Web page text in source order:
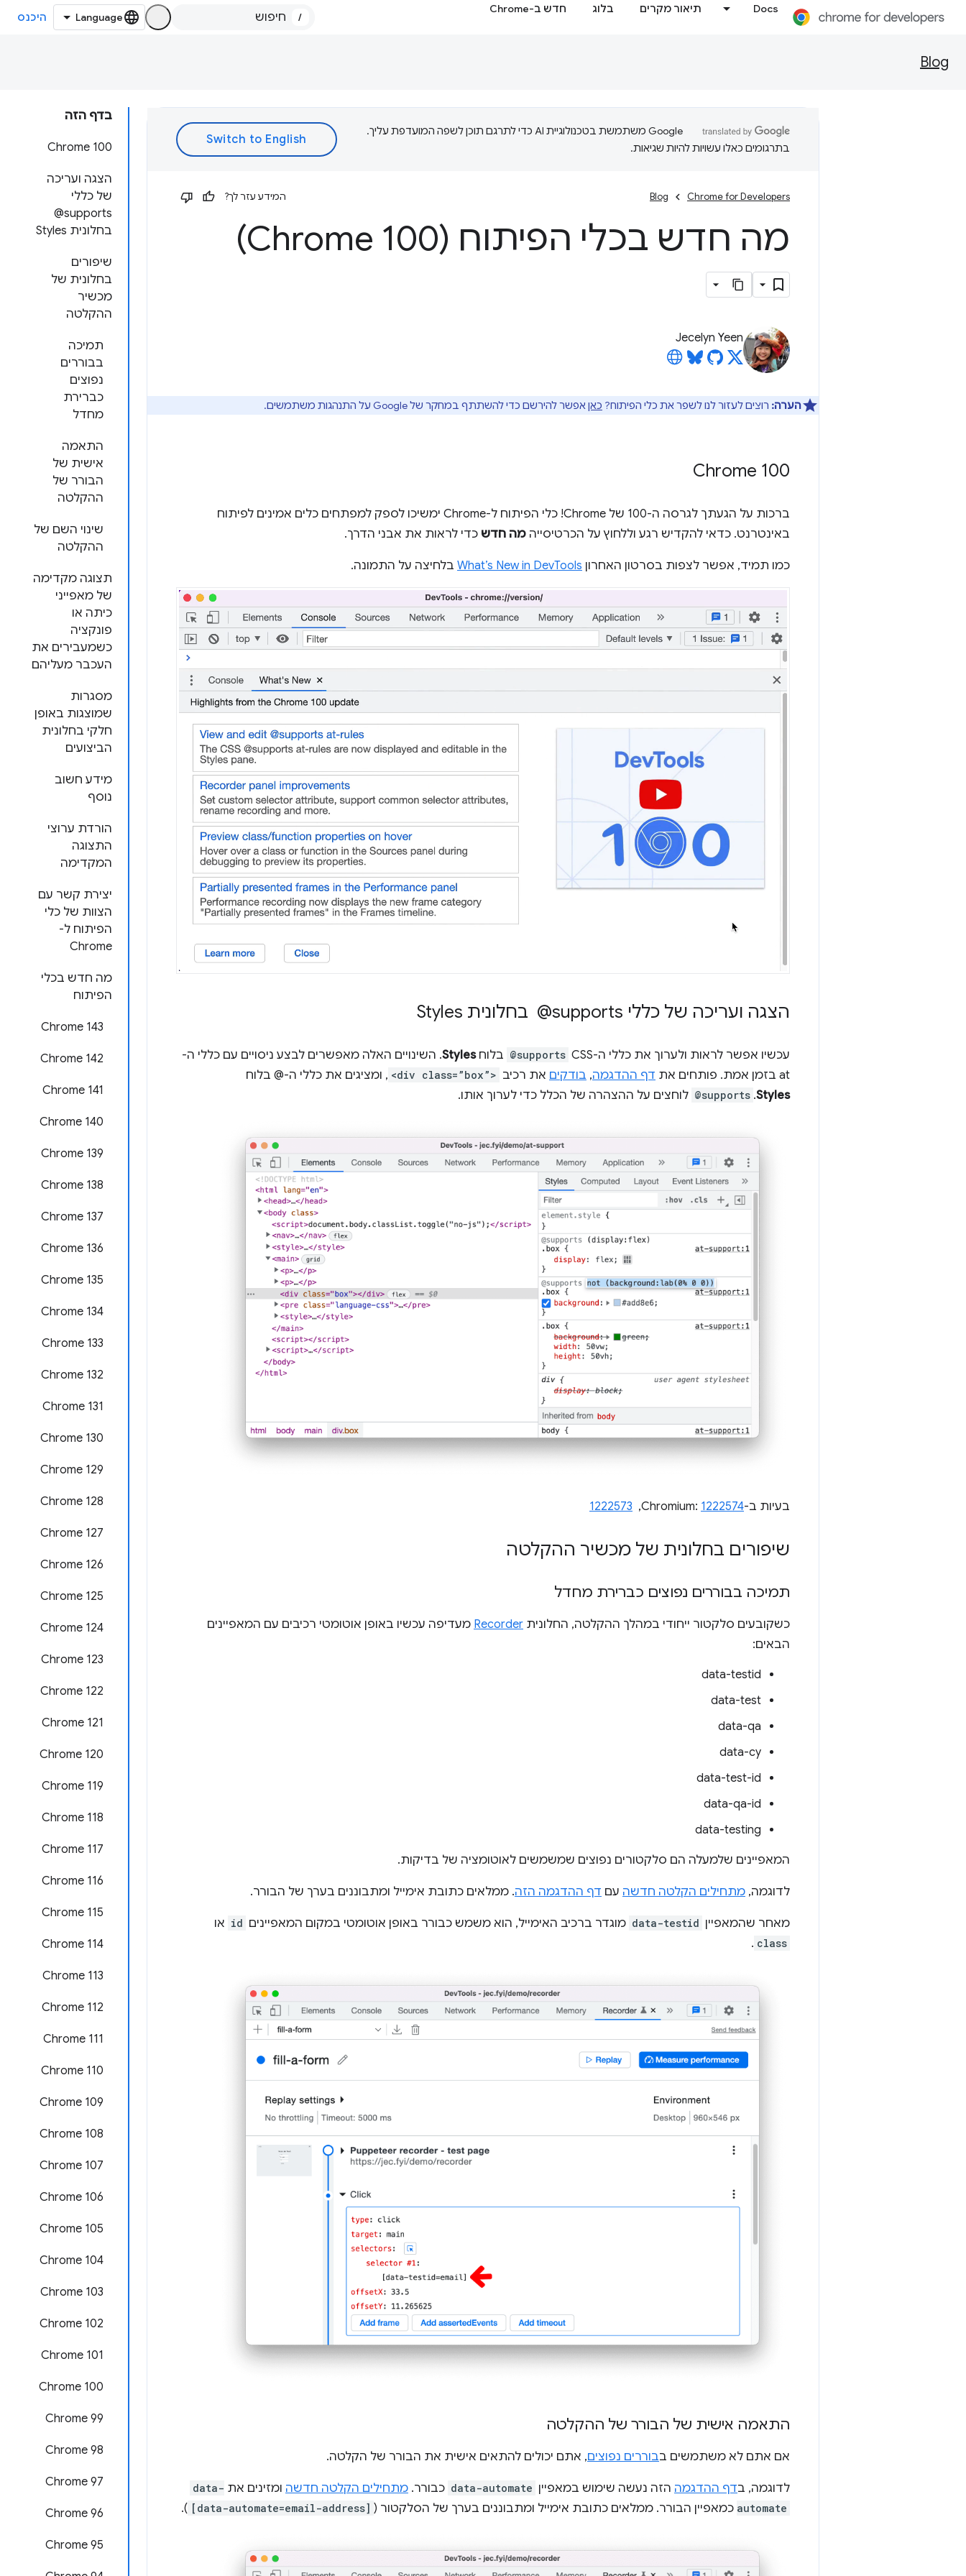
Docs תיאור מקרים בלוג חדש ב-Chrome
/ היכנס
Blog
בדף הזה
‫Chrome 100
הצגה ועריכה
@supports
בחלונית Styles
שיפורים
בחלונית של
מכשיר
ההקלטה
תמיכה
בבוררים
נפוצים
כברירת
מחדל
התאמה
אישית של
הבורר של
ההקלטה
שינוי השם של
ההקלטה
תצוגה מקדימה
של מאפייני
כיתה או
פונקציה
כשמעבירים את
העכבר מעליהם
מסגרות
שמוצגות באופן
חלקי בחלונית
הביצועים
מידע חשוב
נוסף
הורדת ערוצי
התצוגה
המקדימה
יצירת קשר עם
הצוות של כלי
הפיתוח ל-
Chrome
מה חדש בכלי
הפיתוח
Chrome 143
Chrome 142
Chrome 141
Chrome 140
Chrome 139
Chrome 138
Chrome 137
Chrome 136
Chrome 135
Chrome 134
Chrome 133
Chrome 132
Chrome 131
Chrome 130
Chrome 129
Chrome 128
Chrome 127
Chrome 126
Chrome 125
Chrome 124
Chrome 123
Chrome 122
Chrome 121
Chrome 120
Chrome 119
Chrome 118
Chrome 117
Chrome 116
Chrome 115
Chrome 114
Chrome 113
Chrome 112
Chrome 111
Chrome 110
Chrome 109
Chrome 108
Chrome 107
Chrome 106
Chrome 105
Chrome 104
Chrome 103
Chrome 102
Chrome 101
‫Chrome 100
Chrome 99
Chrome 98
‫Chrome 97
Chrome 96
Chrome 95
‫Google משתמשת בטכנולוגיית AI כדי לתרגם תוכן לשפה המועדפת עליך.
בתרגומים כאלו עשויות להיות שגיאות.
Chrome for Developers
Blog המידע עזר לך?
מה חדש בכלי הפיתוח (Chrome 100)
Jecelyn Yeen
הערה: רוצים לעזור לנו לשפר את כלי הפיתוח? כאןאפשר להירשם כדי להשתתף במחקר של Google על התנהגות משתמשים.
‫Chrome 100
ברכות על הגעתך לגרסה ה-100 של Chrome! כלי הפיתוח ל-Chrome ימשיכו לספק למפתחים כלים אמינים לפיתוח
באינטרנט. כדאי להקדיש רגע וללחוץ על הכרטיסייה מה חדש כדי לראות את אבני הדרך.
כמו תמיד, אפשר לצפות בסרטון האחרון What’s New in DevTools בלחיצה על התמונה.
הצגה ועריכה של כללי ‎ @supports בחלונית Styles
עכשיו אפשר לראות ולערוך את כללי ה-CSS @supports בלוחStyles. השינויים האלה מאפשרים לבצע ניסויים עם כללי ה-
at בזמן אמת. פותחים את
דף ההדגמה, בודקים את רכיב <div class=”box”> , ומציגים את כללי ה-@ בלוח
Styles
.
@supports לוחצים על ההצהרה של הכלל כדי לערוך אותו.
בעיות ב-Chromium:1222574
, ‏
1222573
שיפורים בחלונית של מכשיר ההקלטה
תמיכה בבוררים נפוצים כברירת מחדל
כשקובעים סלקטור ייחודי במהלך ההקלטה, החלונית Recorder מעדיפה עכשיו באופן אוטומטי רכיבים עם המאפיינים
הבאים:
data-testid
data-test
data-qa
data-cy
data-test-id
data-qa-id
data-testing
המאפיינים שלמעלה הם סלקטורים נפוצים שמשמשים לאוטומציה של בדיקות.
לדוגמה, מתחילים הקלטה חדשה עם דף ההדגמה הזה. ממלאים כתובת אימייל ומתבוננים בערך של הבורר.
מאחר שהמאפיין data-testid מוגדר ברכיב האימייל, הוא משמש כבורר באופן אוטומטי במקום המאפיינים id או
class
.
התאמה אישית של הבורר של ההקלטה
אם אתם לא משתמשים בבוררים נפוצים, אתם יכולים להתאים אישית את הבורר של הקלטה.
לדוגמה, בדף ההדגמה הזה נעשה שימוש במאפיין data-automate כבורר. מתחילים הקלטה חדשה ומזינים את data-
automate כמאפיין הבורר. ממלאים כתובת אימייל ומתבוננים בערך של הסלקטור ( [data-automate=email-address]
).